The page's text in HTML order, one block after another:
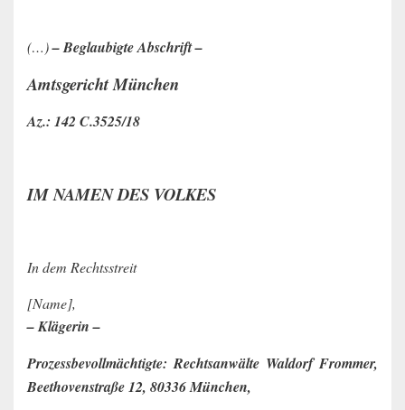
(…)– Beglaubigte Abschrift –
Amtsgericht München
Az.: 142 C.3525/18
IM NAMEN DES VOLKES
In dem Rechtsstreit
[Name],
– Klägerin –
Prozessbevollmächtigte: Rechtsanwälte Waldorf Frommer,
Beethovenstraße 12, 80336 München,